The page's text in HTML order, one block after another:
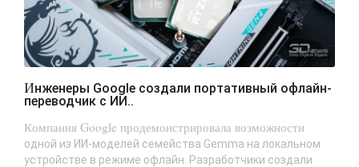
Инженеры Google создали портативный офлайн-
переводчик с ИИ..
Компания Google продемонстрировала возможности
одной из ИИ-моделей семейства Gemma на локальном
устройстве в режиме офлайн. Разработчики создали